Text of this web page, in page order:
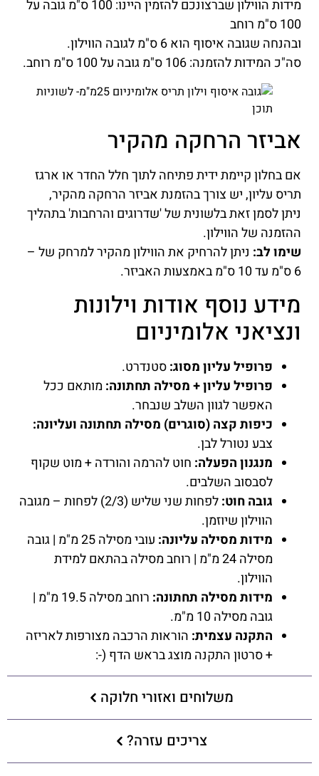
מידות הווילון שברצונכם להזמין היינו: 100 ס"מ גובה על
100 ס"מ רוחב
ובהנחה שגובה איסוף הוא 6 ס"מ לגובה הווילון.
סה"כ המידות להזמנה: 106 ס"מ גובה על 100 ס"מ רוחב.
אביזר הרחקה מהקיר
אם בחלון קיימת ידית פתיחה לתוך חלל החדר או ארגז
תריס עליון, יש צורך בהזמנת אביזר הרחקה מהקיר,
ניתן לסמן זאת בלשונית של 'שדרוגים והרחבות' בתהליך
ההזמנה של הווילון.
שימו לב: ניתן להרחיק את הווילון מהקיר למרחק של –
6 ס"מ עד 10 ס"מ באמצעות האביזר.
מידע נוסף אודות וילונות
ונציאני אלומיניום
פרופיל עליון מסוג:סטנדרט.
פרופיל עליון + מסילה תחתונה: מותאם ככל
האפשר לגוון השלב שנבחר.
כיפות קצה (סוגרים) מסילה תחתונה ועליונה:
צבע נטורל לבן.
מנגנון הפעלה: חוט להרמה והורדה + מוט שקוף
לסבסוב השלבים.
גובה חוט:
לפחות שני שליש (2/3) לפחות – מגובה
הווילון שיוזמן.
מידות מסילה עליונה:
עובי מסילה 25 מ"מ | גובה
מסילה 24 מ"מ | רוחב מסילה בהתאם למידת
הווילון.
מידות מסילה תחתונה:
רוחב מסילה 19.5 מ"מ |
גובה מסילה 10 מ"מ.
התקנה עצמית: הוראות הרכבה מצורפות לאריזה
+ סרטון התקנה מוצג בראש הדף (-:
משלוחים ואזורי חלוקה
צריכים עזרה?